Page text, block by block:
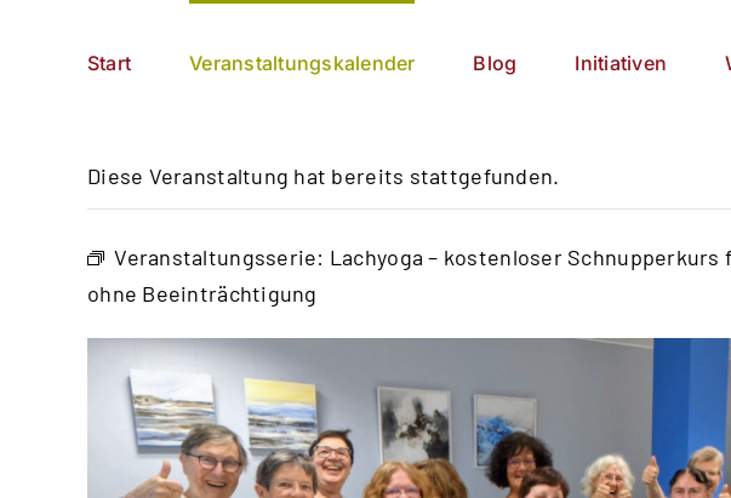
Start Veranstaltungskalender Blog Initiativen
Diese Veranstaltung hat bereits stattgefunden.
Veranstaltungsserie: Lachyoga – kostenloser Schnupperkurs
ohne Beeinträchtigung